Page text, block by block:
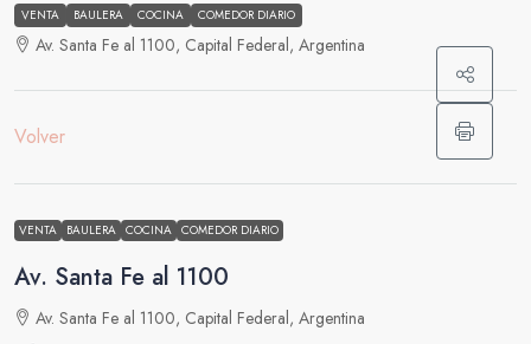
VENTA BAULERA COCINA COMEDOR DIARIO
Av. Santa Fe al 1100, Capital Federal, Argentina
Volver
VENTA BAULERA COCINA COMEDOR DIARIO
Av. Santa Fe al 1100
Av. Santa Fe al 1100, Capital Federal, Argentina